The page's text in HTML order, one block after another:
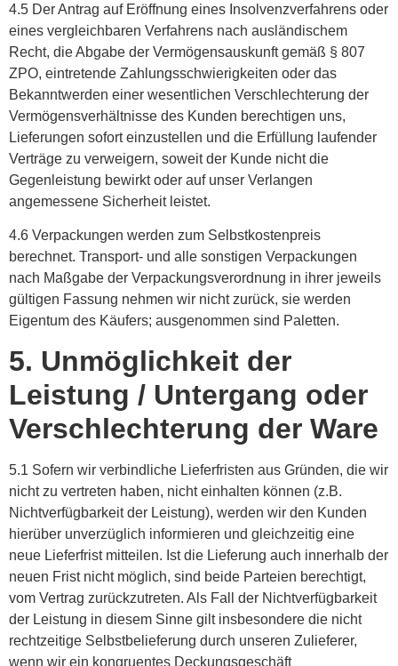
4.5 Der Antrag auf Eröffnung eines Insolvenzverfahrens oder
eines vergleichbaren Verfahrens nach ausländischem
Recht, die Abgabe der Vermögensauskunft gemäß § 807
ZPO, eintretende Zahlungsschwierigkeiten oder das
Bekanntwerden einer wesentlichen Verschlechterung der
Vermögensverhältnisse des Kunden berechtigen uns,
Lieferungen sofort einzustellen und die Erfüllung laufender
Verträge zu verweigern, soweit der Kunde nicht die
Gegenleistung bewirkt oder auf unser Verlangen
angemessene Sicherheit leistet.
4.6 Verpackungen werden zum Selbstkostenpreis
berechnet. Transport- und alle sonstigen Verpackungen
nach Maßgabe der Verpackungsverordnung in ihrer jeweils
gültigen Fassung nehmen wir nicht zurück, sie werden
Eigentum des Käufers; ausgenommen sind Paletten.
5. Unmöglichkeit der
Leistung / Untergang oder
Verschlechterung der Ware
5.1 Sofern wir verbindliche Lieferfristen aus Gründen, die wir
nicht zu vertreten haben, nicht einhalten können (z.B.
Nichtverfügbarkeit der Leistung), werden wir den Kunden
hierüber unverzüglich informieren und gleichzeitig eine
neue Lieferfrist mitteilen. Ist die Lieferung auch innerhalb der
neuen Frist nicht möglich, sind beide Parteien berechtigt,
vom Vertrag zurückzutreten. Als Fall der Nichtverfügbarkeit
der Leistung in diesem Sinne gilt insbesondere die nicht
rechtzeitige Selbstbelieferung durch unseren Zulieferer,
wenn wir ein kongruentes Deckungsgeschäft